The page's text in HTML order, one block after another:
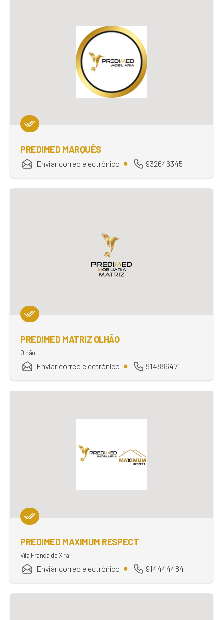
PREDIMED MARQUÊS
Enviar correo electrónico 932646345
PREDIMED MATRIZ OLHÃO
Olhão
Enviar correo electrónico 914886471
PREDIMED MAXIMUM RESPECT
Vila Franca de Xira
Enviar correo electrónico 914444484